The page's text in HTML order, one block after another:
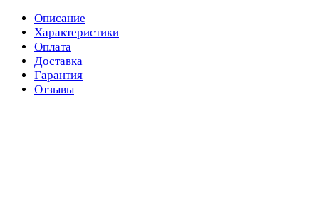
Описание
Характеристики
Оплата
Доставка
Гарантия
Отзывы